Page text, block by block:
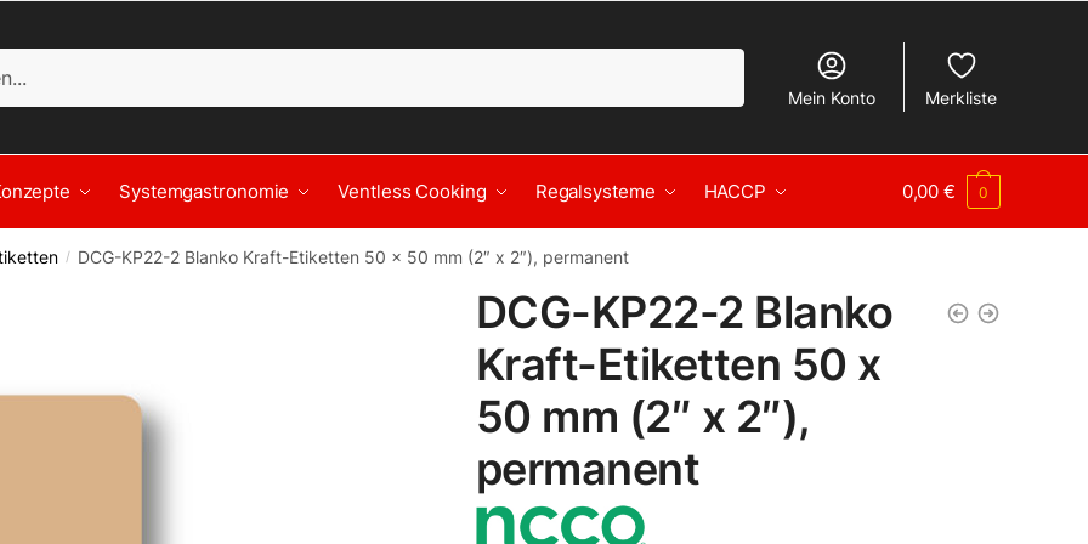
Mein Konto Merkliste
Systemgastronomie Ventless Cooking Regalsysteme HACCP 0,00€ 0
/ DCG-KP22-2 Blanko Kraft-Etiketten 50 x 50 mm (2″ x 2″), permanent
DCG-KP22-2 Blanko
Kraft-Etiketten 50 x
50 mm (2″ x 2″),
permanent